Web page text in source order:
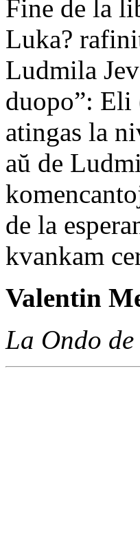
Fine de la
Luka?
Ludmila
duopo”: Eli
atingas la
aŭ de
de la
kvankam
Valentin
La Ondo